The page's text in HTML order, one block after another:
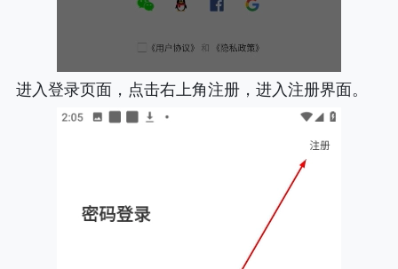
进入登录页面，点击右上角注册，进入注册界面。